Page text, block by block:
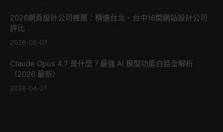
2026網頁設計公司推薦：精選台北、台中16間網站設計公司
評比
2026-05-07
Claude Opus 4.7 是什麼？最強 AI 模型功能白話全解析
（2026 最新）
2026-04-21